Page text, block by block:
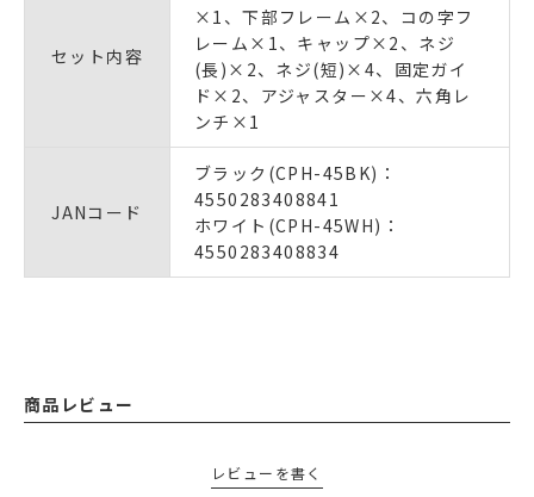
セット内容
×1、下部フレーム×2、コの字フ
レーム×1、キャップ×2、ネジ
(長)×2、ネジ(短)×4、固定ガイ
ド×2、アジャスター×4、六角レ
ンチ×1
JANコード
ブラック(CPH-45BK)：
4550283408841
ホワイト(CPH-45WH)：
4550283408834
商品レビュー
レビューを書く